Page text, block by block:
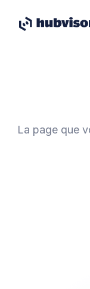
La page que